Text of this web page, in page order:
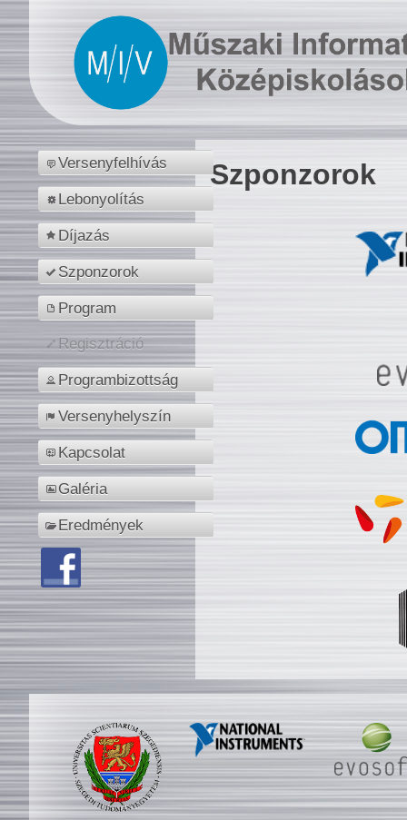
Versenyfelhívás
Lebonyolítás
Díjazás
Szponzorok
Program
Regisztráció
Programbizottság
Versenyhelyszín
Kapcsolat
Galéria
Eredmények
Szponzorok